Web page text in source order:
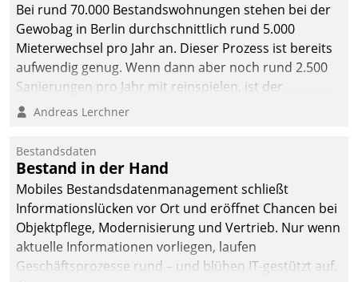
Bei rund 70.000 Bestandswohnungen stehen bei der
Gewobag in Berlin durchschnittlich rund 5.000
Mieterwechsel pro Jahr an. Dieser Prozess ist bereits
aufwendig genug. Wenn dann aber noch rund 2.500
Sanierungen pro Jahr mit reinspielen, ist der
Betreuungs- und Organisationsaufwand immens. Im
kommunale Wohnungsbauunternehmen daher
gemeinsam mit der Berliner Datatrain GmbH den
Teilprozess der Objektsanierung digitalisiert.
Andreas Lerchner
Bestandsdaten
Bestand in der Hand
Mobiles Bestandsdatenmanagement schließt
Informationslücken vor Ort und eröffnet Chancen bei
Objektpflege, Modernisierung und Vertrieb. Nur wenn
aktuelle Informationen vorliegen, laufen
Geschäftsprozesse rund – und blühen IT-gestützt auf.